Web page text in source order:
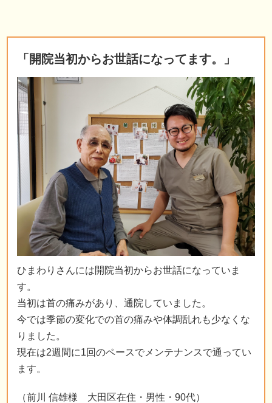
「開院当初からお世話になってます。」
ひまわりさんには開院当初からお世話になっていま
す。
当初は首の痛みがあり、通院していました。
今では季節の変化での首の痛みや体調乱れも少なくな
りました。
現在は2週間に1回のペースでメンテナンスで通ってい
ます。
（前川 信雄様 大田区在住・男性・90代）